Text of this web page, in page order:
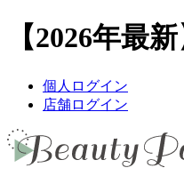
【2026年最
個人ログイン
店舗ログイン